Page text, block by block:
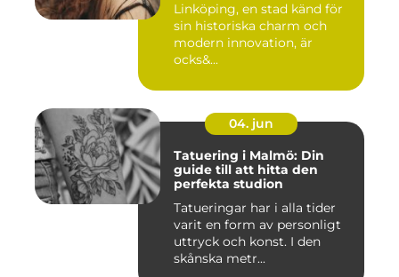
Linköping, en stad känd för
sin historiska charm och
modern innovation, är
ocks&...
04. jun
Tatuering i Malmö: Din
guide till att hitta den
perfekta studion
Tatueringar har i alla tider
varit en form av personligt
uttryck och konst. I den
skånska metr...